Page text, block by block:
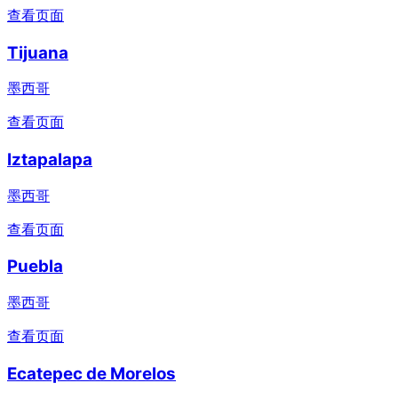
查看页面
Tijuana
墨西哥
查看页面
Iztapalapa
墨西哥
查看页面
Puebla
墨西哥
查看页面
Ecatepec de Morelos